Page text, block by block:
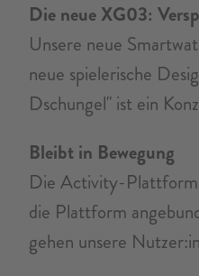
Die neue XG03:
Unsere neue
neue spielerische
Dschungel" ist ein
Bleibt in Bewegung
Die Activity-Plattform
die Plattform
gehen unsere